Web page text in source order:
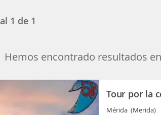
al 1 de 1
Hemos encontrado resultados
Tour por la
Mérida (Merida)